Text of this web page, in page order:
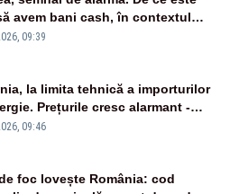
avem bani cash, în contextul
energetice?
09:39
la limita tehnică a importurilor
Prețurile cresc alarmant -
Realitatea Plus
09:46
foc lovește România: cod